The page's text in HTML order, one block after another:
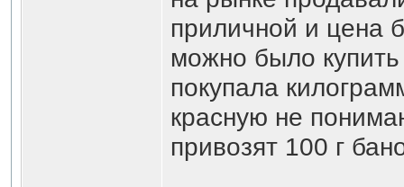
приличной и цена
можно было
покупала
красную не
привозят 100 г